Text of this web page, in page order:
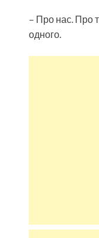
– Про нас. Про
одного.